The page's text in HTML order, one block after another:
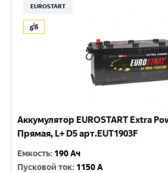
EUROSTART
Аккумулятор EUROSTART Extra
Прямая, L+ D5 арт.EUT1903F
Емкость: 190 Ач
Пусковой ток: 1150 A